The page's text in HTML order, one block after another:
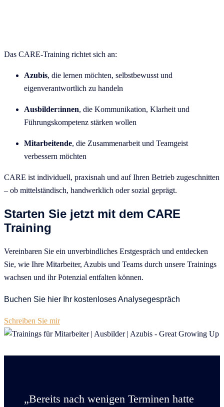
Das CARE-Training richtet sich an:
Azubis, die lernen möchten, selbstbewusst und
eigenverantwortlich zu handeln
Ausbilder:innen, die Kommunikation, Klarheit und
Führungskompetenz stärken wollen
Mitarbeitende, die Zusammenarbeit und Teamgeist
verbessern möchten
CARE ist individuell, praxisnah und auf Ihren Betrieb zugeschnitten
– ob mittelständisch, handwerklich oder sozial geprägt.
Starten Sie jetzt mit dem CARE
Training
Vereinbaren Sie ein unverbindliches Erstgespräch und entdecken
Sie, wie Ihre Mitarbeiter, Azubis und Teams durch unsere Trainings
wachsen und ihr Potenzial entfalten können.
Buchen Sie hier Ihr kostenloses Analysegespräch
Schreiben Sie mir
„Bereits nach wenigen Terminen hatte